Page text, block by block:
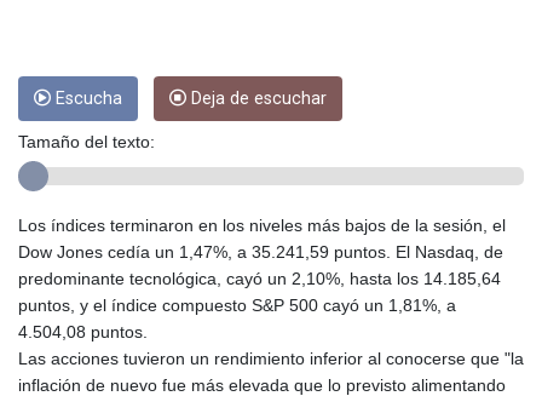
Escucha Deja de escuchar
Tamaño del texto:
Los índices terminaron en los niveles más bajos de la sesión, el
Dow Jones cedía un 1,47%, a 35.241,59 puntos. El Nasdaq, de
predominante tecnológica, cayó un 2,10%, hasta los 14.185,64
puntos, y el índice compuesto S&P 500 cayó un 1,81%, a
4.504,08 puntos.
Las acciones tuvieron un rendimiento inferior al conocerse que "la
inflación de nuevo fue más elevada que lo previsto alimentando